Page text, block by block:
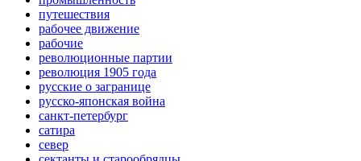
путешествия
рабочее движение
рабочие
революционные партии
революция 1905 года
русские о загранице
русско-японская война
санкт-петербург
сатира
север